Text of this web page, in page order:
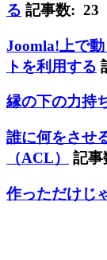
る 記事数: 23
Joomla!上で
トを利用する
縁の下の力持
誰に何をさせ
（ACL）
記
作っただけじ